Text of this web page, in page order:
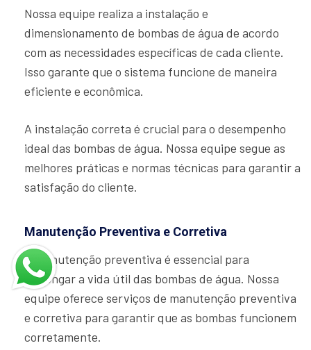
Nossa equipe realiza a instalação e
dimensionamento de bombas de água de acordo
com as necessidades específicas de cada cliente.
Isso garante que o sistema funcione de maneira
eficiente e econômica.
A instalação correta é crucial para o desempenho
ideal das bombas de água. Nossa equipe segue as
melhores práticas e normas técnicas para garantir a
satisfação do cliente.
Manutenção Preventiva e Corretiva
A manutenção preventiva é essencial para
prolongar a vida útil das bombas de água. Nossa
equipe oferece serviços de manutenção preventiva
e corretiva para garantir que as bombas funcionem
corretamente.